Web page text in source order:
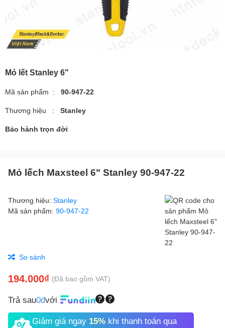
Mỏ lết Stanley 6"
Mã sản phẩm : 90-947-22
Thương hiệu : Stanley
Bảo hành trọn đời
Mỏ lếch Maxsteel 6" Stanley 90-947-22
Thương hiệu: Stanley
Mã sản phẩm: 90-947-22
So sánh
194.000₫ (Đã bao gồm VAT)
Trả sau0đvới
Giảm giá ngay 15%khi thanh toán qua